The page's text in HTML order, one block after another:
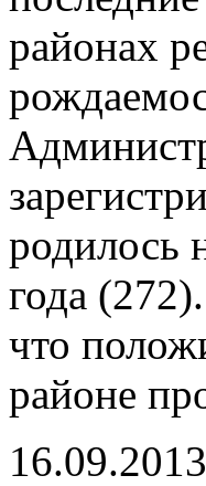
районах
родилось
года
что
районе
16.09.2013